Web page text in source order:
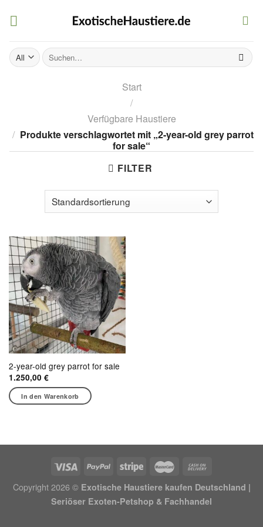
Suchen
nach:
Start
/
Verfügbare Haustiere
/ Produkte verschlagwortet mit „2-year-old grey parrot
for sale“
FILTER
2-year-old grey parrot for sale
1.250,00 €
In den Warenkorb
Copyright 2026 © Exotische Haustiere kaufen Deutschland |
Seriöser Exoten-Petshop & Fachhandel